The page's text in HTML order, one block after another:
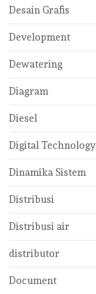
Desain Grafis
Development
Dewatering
Diagram
Diesel
Digital Technology
Dinamika Sistem
Distribusi
Distribusi air
distributor
Document